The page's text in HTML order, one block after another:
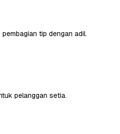
tip dengan adil.
pelanggan setia.